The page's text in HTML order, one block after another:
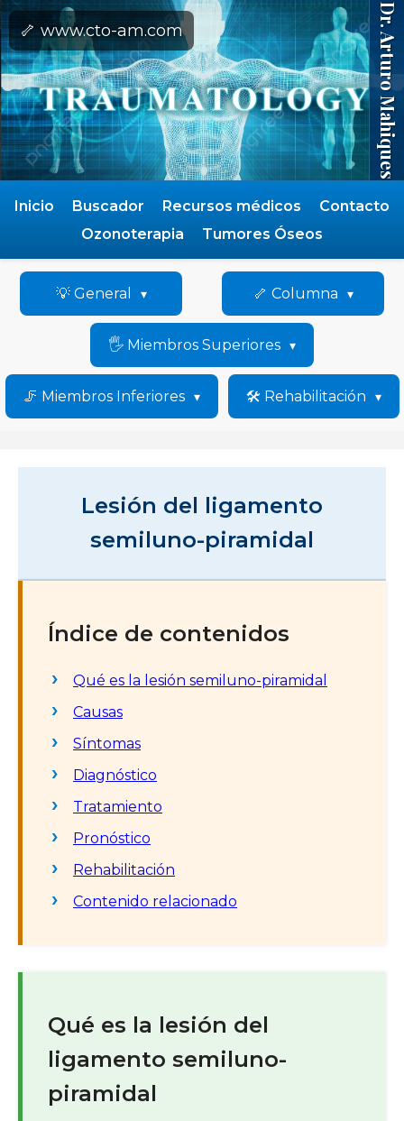
🦴 www.cto-am.com Dr. Arturo Mahiques
Inicio Buscador Recursos médicos
Contacto
Ozonoterapia
Tumores Óseos
💡 General 🦴 Columna
🖐️ Miembros Superiores
🦵 Miembros Inferiores 🛠️ Rehabilitación
Lesión del ligamento
semiluno-piramidal
Índice de contenidos
Qué es la lesión semiluno-piramidal
Causas
Síntomas
Diagnóstico
Tratamiento
Pronóstico
Rehabilitación
Contenido relacionado
Qué es la lesión del
ligamento semiluno-
piramidal